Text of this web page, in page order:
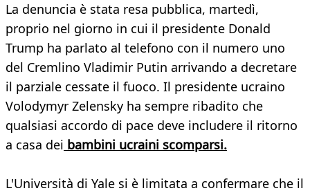
La denuncia è stata resa pubblica, martedì,
proprio nel giorno in cui il presidente Donald
Trump ha parlato al telefono con il numero uno
del Cremlino Vladimir Putin arrivando a decretare
il parziale cessate il fuoco. Il presidente ucraino
Volodymyr Zelensky ha sempre ribadito che
qualsiasi accordo di pace deve includere il ritorno
a casa dei bambini ucraini scomparsi.
L'Università di Yale si è limitata a confermare che il